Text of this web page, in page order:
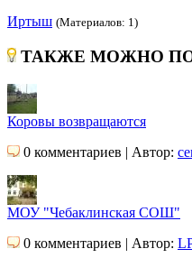
Иртыш (Материалов: 1)
ТАКЖЕ МОЖНО
Коровы возвращаются
0 комментариев | Автор:
МОУ "Чебаклинская СОШ"
0 комментариев | Автор: